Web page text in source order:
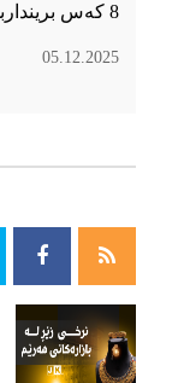
8 کەس برینداربوون
05.12.2025